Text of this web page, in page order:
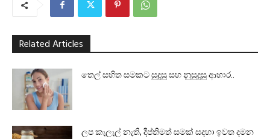
Related Articles
තෙල් සහිත සමකට සුදුසු සහ නුසුදුසු ආහාර..
ලප කැලැල් නැති, දීප්තිමත් සමක් සදහා ඉවත දමන